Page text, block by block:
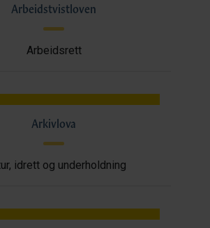
Arbeidstvistloven
Arbeidsrett
Arkivlova
idrett og underholdning